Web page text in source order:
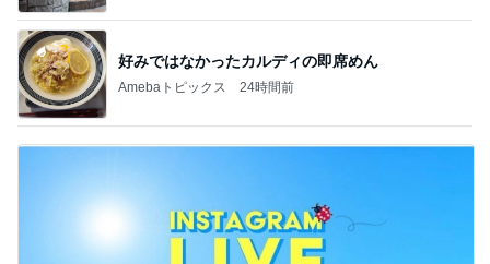
好みではなかったカルディの即席めん
Amebaトピックス 24時間前